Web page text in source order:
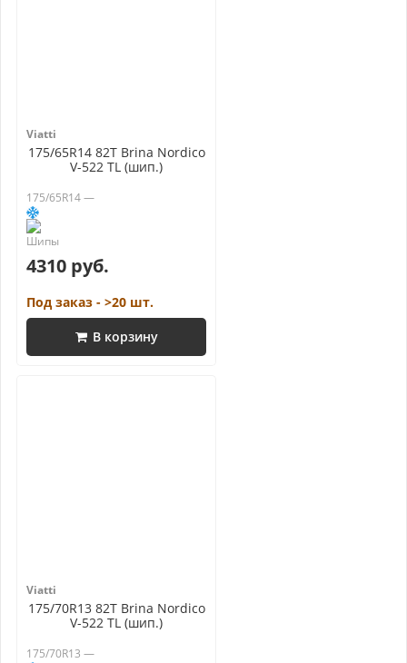
Viatti
175/65R14 82T Brina Nordico
V-522 TL (шип.)
175/65R14 —
4310 руб.
Под заказ - >20 шт.
В корзину
Viatti
175/70R13 82T Brina Nordico
V-522 TL (шип.)
175/70R13 —